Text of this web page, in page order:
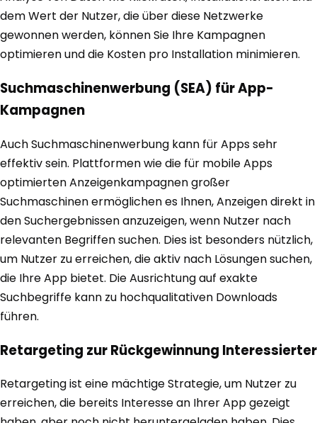
dem Wert der Nutzer, die über diese Netzwerke
gewonnen werden, können Sie Ihre Kampagnen
optimieren und die Kosten pro Installation minimieren.
Suchmaschinenwerbung (SEA) für App-
Kampagnen
Auch Suchmaschinenwerbung kann für Apps sehr
effektiv sein. Plattformen wie die für mobile Apps
optimierten Anzeigenkampagnen großer
Suchmaschinen ermöglichen es Ihnen, Anzeigen direkt in
den Suchergebnissen anzuzeigen, wenn Nutzer nach
relevanten Begriffen suchen. Dies ist besonders nützlich,
um Nutzer zu erreichen, die aktiv nach Lösungen suchen,
die Ihre App bietet. Die Ausrichtung auf exakte
Suchbegriffe kann zu hochqualitativen Downloads
führen.
Retargeting zur Rückgewinnung Interessierter
Retargeting ist eine mächtige Strategie, um Nutzer zu
erreichen, die bereits Interesse an Ihrer App gezeigt